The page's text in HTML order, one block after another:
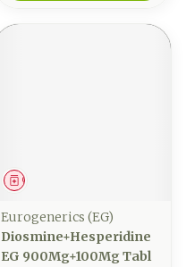
Geneesmiddel
Eurogenerics (EG)
Diosmine+Hesperidine
EG 900Mg+100Mg Tabl